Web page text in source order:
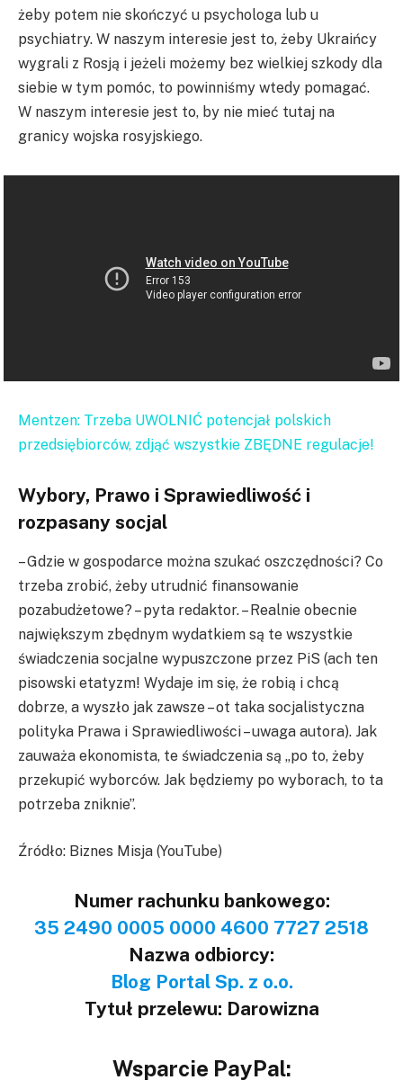
żeby potem nie skończyć u psychologa lub u
psychiatry. W naszym interesie jest to, żeby Ukraińcy
wygrali z Rosją i jeżeli możemy bez wielkiej szkody dla
siebie w tym pomóc, to powinniśmy wtedy pomagać.
W naszym interesie jest to, by nie mieć tutaj na
granicy wojska rosyjskiego.
Mentzen: Trzeba UWOLNIĆ potencjał polskich
przedsiębiorców, zdjąć wszystkie ZBĘDNE regulacje!
Wybory, Prawo i Sprawiedliwość i
rozpasany socjal
– Gdzie w gospodarce można szukać oszczędności? Co
trzeba zrobić, żeby utrudnić finansowanie
pozabudżetowe? – pyta redaktor. – Realnie obecnie
największym zbędnym wydatkiem są te wszystkie
świadczenia socjalne wypuszczone przez PiS (ach ten
pisowski etatyzm! Wydaje im się, że robią i chcą
dobrze, a wyszło jak zawsze – ot taka socjalistyczna
polityka Prawa i Sprawiedliwości – uwaga autora). Jak
zauważa ekonomista, te świadczenia są „po to, żeby
przekupić wyborców. Jak będziemy po wyborach, to ta
potrzeba zniknie”.
Źródło: Biznes Misja (YouTube)
Numer rachunku bankowego:
35 2490 0005 0000 4600 7727 2518
Nazwa odbiorcy:
Blog Portal Sp. z o.o.
Tytuł przelewu: Darowizna
Wsparcie PayPal: